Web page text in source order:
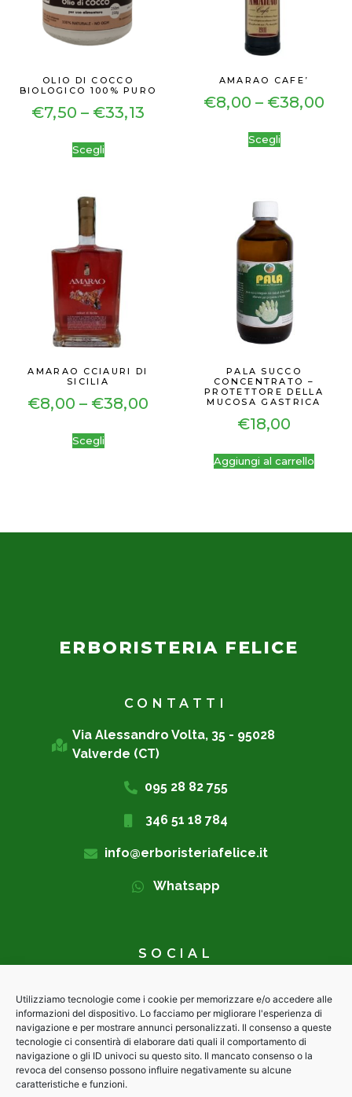
Utilizziamo tecnologie come i cookie per memorizzare e/o accedere alle
informazioni del dispositivo. Lo facciamo per migliorare l'esperienza di
navigazione e per mostrare annunci personalizzati. Il consenso a queste
tecnologie ci consentirà di elaborare dati quali il comportamento di
navigazione o gli ID univoci su questo sito. Il mancato consenso o la
revoca del consenso possono influire negativamente su alcune
caratteristiche e funzioni.
OLIO DI COCCO
BIOLOGICO 100% PURO
€7,50 – €33,13
Scegli
AMARAO CAFE’
€8,00 – €38,00
Scegli
AMARAO CCIAURI DI
SICILIA
€8,00 – €38,00
Scegli
PALA SUCCO
CONCENTRATO –
PROTETTORE DELLA
MUCOSA GASTRICA
€18,00
Aggiungi al carrello
ERBORISTERIA FELICE
CONTATTI
Via Alessandro Volta, 35 - 95028
Valverde (CT)
095 28 82 755
346 51 18 784
info@erboristeriafelice.it
Whatsapp
SOCIAL